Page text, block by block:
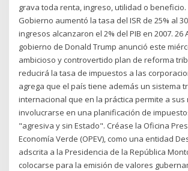
grava toda renta, ingreso, utilidad o beneficio.
Gobierno aumentó la tasa del ISR de 25% al
ingresos alcanzaron el 2% del PIB en 2007. 26
gobierno de Donald Trump anunció este
ambicioso y controvertido plan de reforma
reducirá la tasa de impuestos a las
agrega que el país tiene además un sistema
internacional que en la práctica permite a sus
involucrarse en una planificación de
"agresiva y sin Estado". Créase la Oficina
Economía Verde (OPEV), como una entidad
adscrita a la Presidencia de la República
colocarse para la emisión de valores